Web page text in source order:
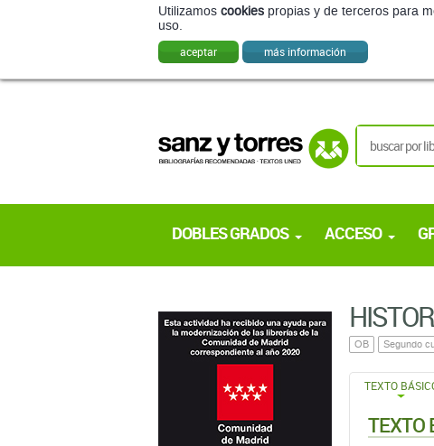
Utilizamos cookies propias y de terceros para
uso.
aceptar más información
DOBLES GRADOS ACCESO
OB Segundo
TEXTO
TEXTO